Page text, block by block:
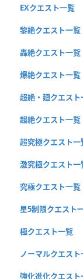
EXクエスト一覧
黎絶クエスト一覧
轟絶クエスト一覧
爆絶クエスト一覧
超絶・廻クエスト
超絶クエスト一覧
超究極クエスト一
激究極クエスト一
究極クエスト一覧
星5制限クエスト
極クエスト一覧
ノーマルクエスト
強化進化クエスト